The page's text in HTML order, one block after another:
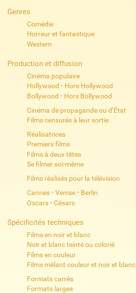
Genres
Comédie
Horreur et fantastique
Western
Production et diffusion
Cinéma populaire
Hollywood • Hors Hollywood
Bollywood • Hors Bollywood
Cinéma de propagande ou d’État
Films censurés à leur sortie
Réalisatrices
Premiers films
Films à deux têtes
Se filmer soi-même
Films réalisés pour la télévision
Cannes • Venise • Berlin
Oscars • Césars
Spécificités techniques
Films en noir et blanc
Noir et blanc teinté ou colorié
Films en couleur
Films mêlant couleur et noir et blanc
Formats carrés
Formats larges